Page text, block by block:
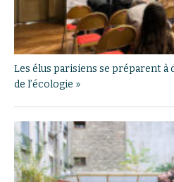
Les élus parisiens se préparent à
de l’écologie »